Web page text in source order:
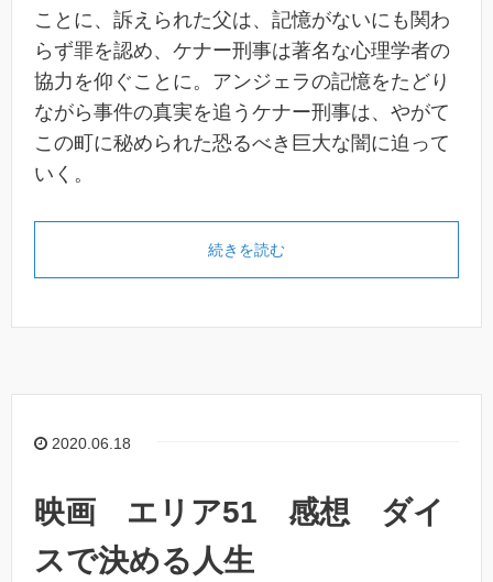
ことに、訴えられた父は、記憶がないにも関わ
らず罪を認め、ケナー刑事は著名な心理学者の
協力を仰ぐことに。アンジェラの記憶をたどり
ながら事件の真実を追うケナー刑事は、やがて
この町に秘められた恐るべき巨大な闇に迫って
いく。
続きを読む
2020.06.18
映画 エリア51 感想 ダイ
スで決める人生